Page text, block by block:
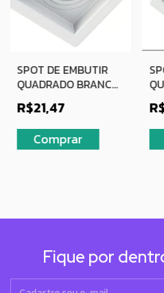
SPOT DE EMBUTIR
QUADRADO BRANCO
RECUADO MR16
R$21,47
Fique por